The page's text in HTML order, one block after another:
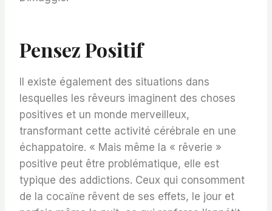
Pensez Positif
Il existe également des situations dans
lesquelles les rêveurs imaginent des choses
positives et un monde merveilleux,
transformant cette activité cérébrale en une
échappatoire. « Mais même la « rêverie »
positive peut être problématique, elle est
typique des addictions. Ceux qui consomment
de la cocaïne rêvent de ses effets, le jour et